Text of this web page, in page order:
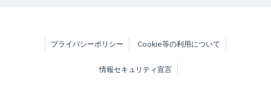
プライバシーポリシー Cookie等の利用について
情報セキュリティ宣言